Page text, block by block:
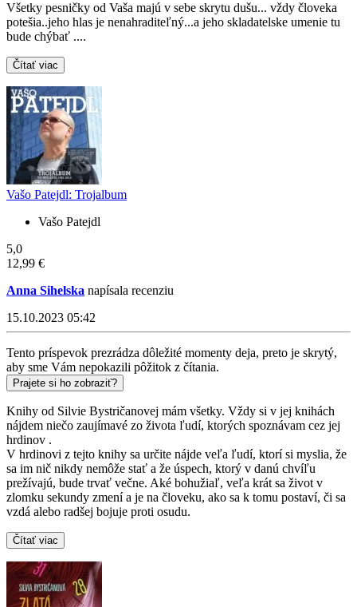
Všetky pesničky od Vaša majú v sebe skrytu dušu... vždy človeka
potešia..jeho hlas je nenahraditeľný...a jeho skladatelske umenie tu
bude chýbať ....
Čítať viac
Vašo Patejdl: Trojalbum
Vašo Patejdl
5,0
12,99 €
Anna Sihelska napísala recenziu
15.10.2023 05:42
Tento príspevok prezrádza dôležité momenty deja, preto je skrytý,
aby sme Vám nepokazili pôžitok z čítania.
Prajete si ho zobraziť?
Knihy od Silvie Bystričanovej mám všetky. Vždy si v jej knihách
nájdem niečo zaujímavé zo života ľudí, ktorých spoznávam cez jej
hrdinov .
V hrdinovi z tejto knihy sa určite nájde veľa ľudí, ktorí si myslia, že
sa im nič nikdy nemôže stať a že úspech, ktorý v danú chvíľu
prežívajú, bude trvať večne. Aké bohužiaľ, veľa krát sa život v
zlomku sekundy zmení a je na človeku, ako sa k tomu postaví, či sa
vzdá alebo radšej bojuje proti osudu.
Čítať viac